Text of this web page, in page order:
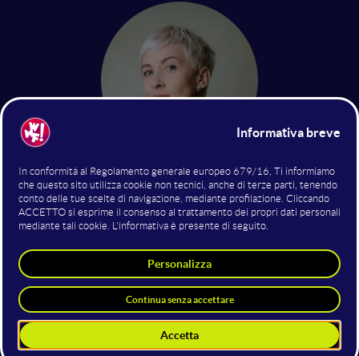
Erika D'Amico
Founder - Owner
Co-foundress of Gazduna | Brand
17 giugno 202213:50 - 14:30
Customer Experience
Brand Experience: dalle